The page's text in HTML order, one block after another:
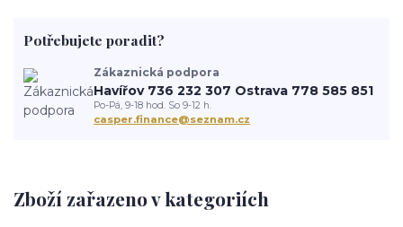
Zboží zařazeno v kategoriích
Potřebujete poradit?
Zákaznická podpora
Havířov 736 232 307 Ostrava 778 585 851
Po-Pá, 9-18 hod. So 9-12 h.
casper.finance@seznam.cz